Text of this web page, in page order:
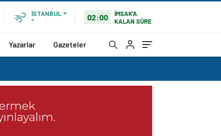
İSTANBUL
°
02:00
İMSAK'A
KALAN SÜRE
Yazarlar Gazeteler